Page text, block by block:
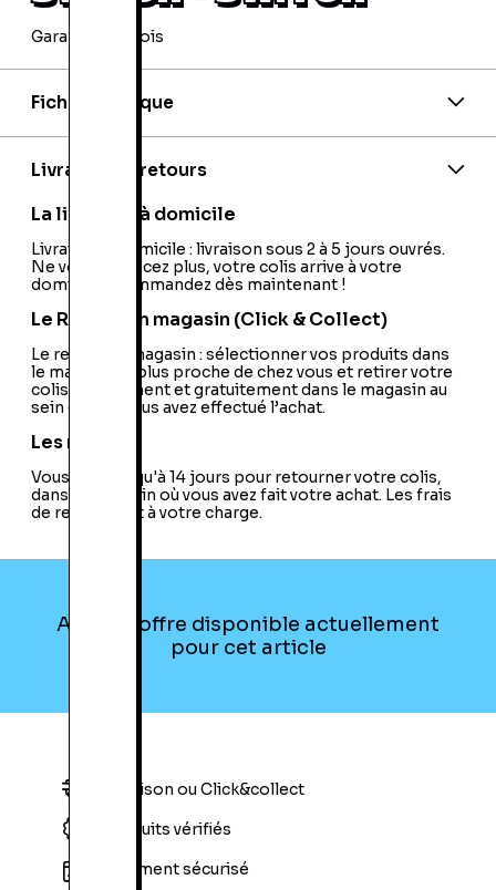
Garantie 24 mois
Fiche technique
Nom de l'éditeur:Team 17
Nom du développeur:
Livraison et retours
La livraison à domicile
Livraison à domicile : livraison sous 2 à 5 jours ouvrés.
Ne vous déplacez plus, votre colis arrive à votre
domicile ! Commandez dès maintenant !
Le Retrait en magasin (Click & Collect)
Le retrait en magasin : sélectionner vos produits dans
le magasin le plus proche de chez vous et retirer votre
colis directement et gratuitement dans le magasin au
sein duquel vous avez effectué l’achat.
Les retours
Vous avez jusqu'à 14 jours pour retourner votre colis,
dans le magasin où vous avez fait votre achat. Les frais
de retour sont à votre charge.
Aucune offre disponible actuellement
pour cet article
Livraison ou Click&collect
Produits vérifiés
Paiement sécurisé